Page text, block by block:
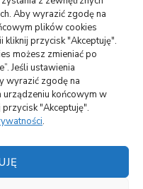
Aby wyrazić zgodę na
plików cookies
przycisk "Akceptuję".
możesz zmieniać po
Jeśli ustawienia
wyrazić zgodę na
końcowym w
"Akceptuję".
.
do rynny –
na Mazurach
się opłaca?